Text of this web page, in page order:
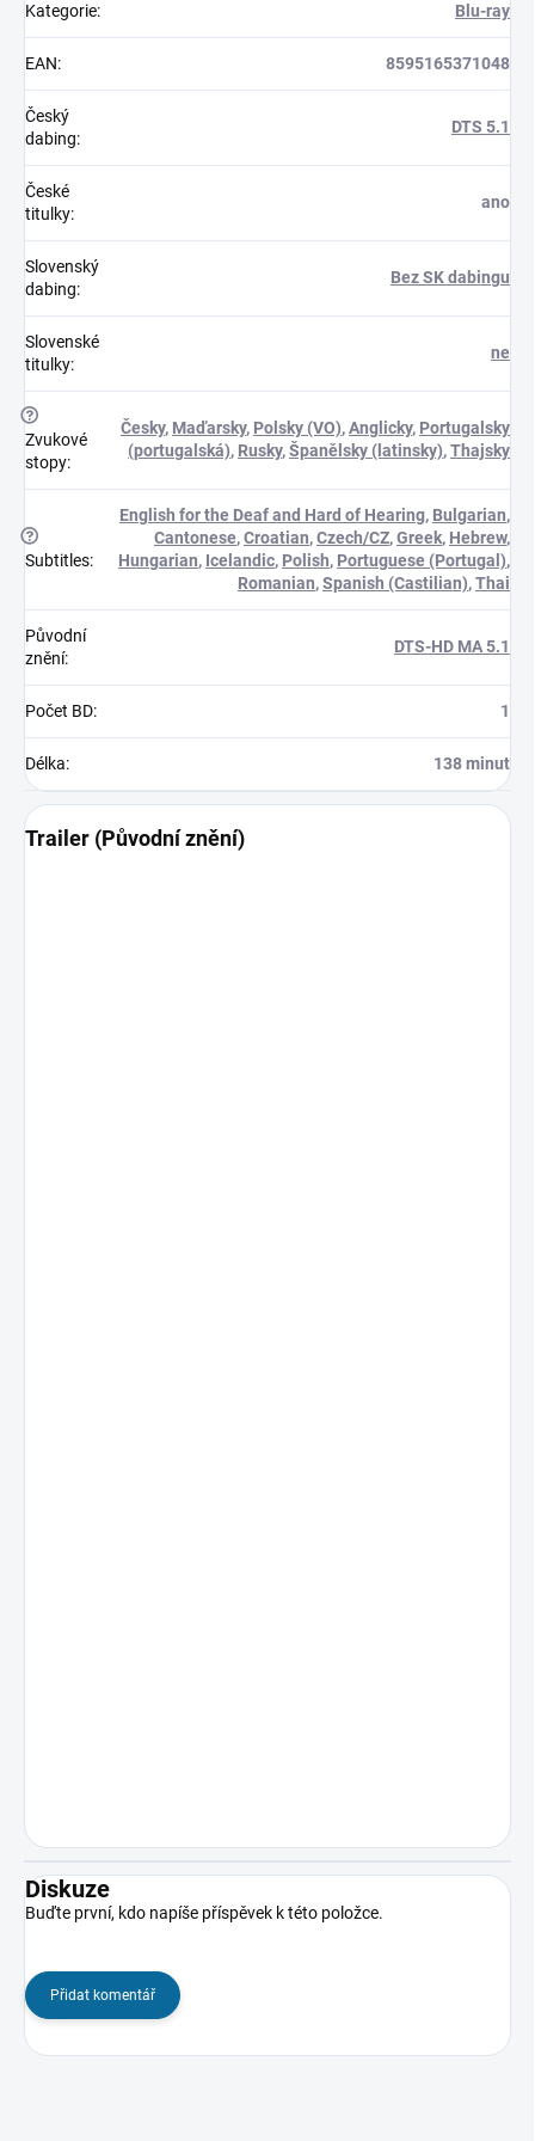
Kategorie: Blu-ray
EAN: 8595165371048
Český
dabing:
DTS 5.1
České
titulky:
ano
Slovenský
dabing:
Bez SK dabingu
Slovenské
titulky:
ne
?
Zvukové
stopy:
Česky, Maďarsky, Polsky (VO),Anglicky, Portugalsky
(portugalská), Rusky,Španělsky (latinsky),Thajsky
?
Subtitles:
English for the Deaf and Hard of Hearing, Bulgarian,
Cantonese,Croatian,Czech/CZ,Greek, Hebrew,
Hungarian, Icelandic, Polish, Portuguese (Portugal),
Romanian,Spanish (Castilian),Thai
Původní
znění:
DTS-HD MA 5.1
Počet BD: 1
Délka: 138 minut
Trailer (Původní znění)
Diskuze
Buďte první, kdo napíše příspěvek k této položce.
Přidat komentář